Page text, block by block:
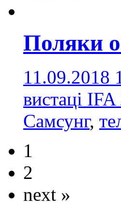
Поляки
11.09.2018
вистаці
Самсунг,
1
2
next »